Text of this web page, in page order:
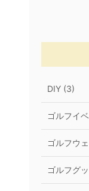
DIY (3)
ゴルフイ
ゴルフウ
ゴルフグ